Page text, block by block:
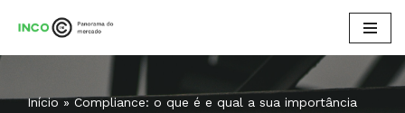
Início»Compliance: o que é e qual a sua importância